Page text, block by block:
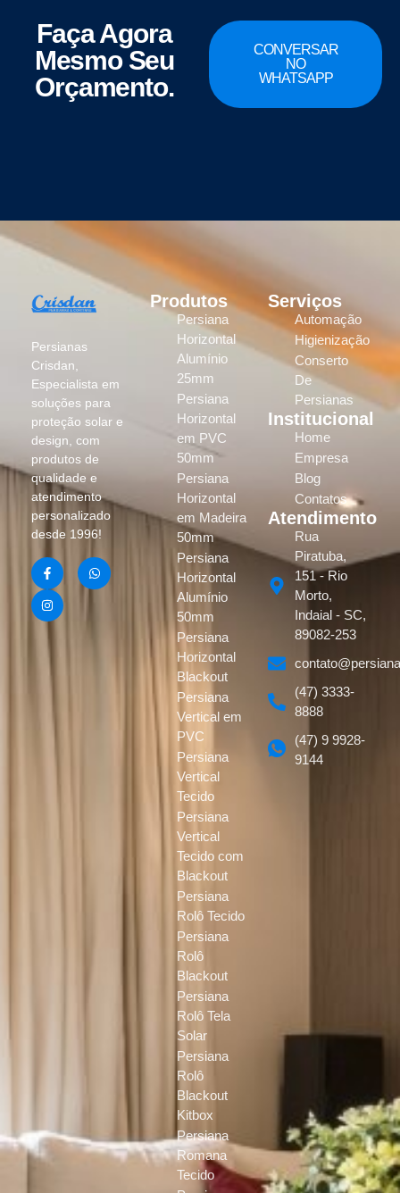
Faça Agora
Mesmo Seu
Orçamento.
CONVERSAR
NO
WHATSAPP
Persianas
Crisdan,
Especialista em
soluções para
proteção solar e
design, com
produtos de
qualidade e
atendimento
personalizado
desde 1996!
Produtos
Persiana
Horizontal
Alumínio
25mm
Persiana
Horizontal
em PVC
50mm
Persiana
Horizontal
em Madeira
50mm
Persiana
Horizontal
Alumínio
50mm
Persiana
Horizontal
Blackout
Persiana
Vertical em
PVC
Persiana
Vertical
Tecido
Persiana
Vertical
Tecido com
Blackout
Persiana
Rolô Tecido
Persiana
Rolô
Blackout
Persiana
Rolô Tela
Solar
Persiana
Rolô
Blackout
Kitbox
Persiana
Romana
Tecido
Serviços
Automação
Higienização
Conserto
De
Persianas
Institucional
Home
Empresa
Blog
Contatos
Atendimento
Rua
Piratuba,
151 - Rio
Morto,
Indaial - SC,
89082-253
(47) 3333-
8888
(47) 9 9928-
9144